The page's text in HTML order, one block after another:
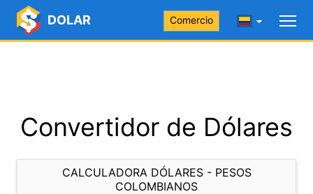
DOLAR Comercio
Convertidor de Dólares
CALCULADORA DÓLARES - PESOS
COLOMBIANOS